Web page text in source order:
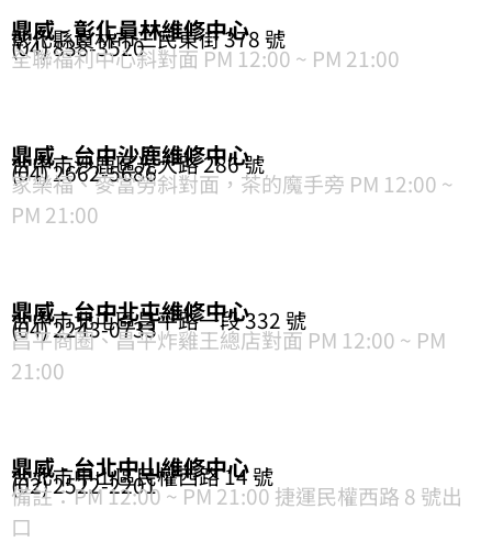
鼎威 - 彰化員林維修中心
彰化縣員林市三民東街 378 號
(04) 838-3520
全聯福利中心斜對面 PM 12:00 ~ PM 21:00
鼎威 - 台中沙鹿維修中心
台中市沙鹿區光大路 286 號
(04) 2662-5686
家樂福、麥當勞斜對面，茶的魔手旁 PM 12:00 ~
PM 21:00
鼎威 - 台中北屯維修中心
台中市北屯區昌平路一段 332 號
(04) 2243-0733
昌平商圈、昌平炸雞王總店對面 PM 12:00 ~ PM
21:00
鼎威 - 台北中山維修中心
台北市中山區民權西路 14 號
(02) 2522-2201
備註：PM 12:00 ~ PM 21:00 捷運民權西路 8 號出
口